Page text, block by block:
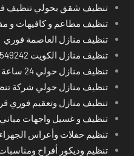
تنظيف شقق بحولي تنظيف
تنظيف مطاعم و كافيهات و
تنظيف منازل العاصمة فوري
تنظيف منازل الكويت 55549242
تنظيف منازل حولي 24 ساعة خدمة تنظيف المساجد في حولي
تنظيف منازل حولي شركة
تنظيف منازل وتعقيم فوري
تنظيف و غسيل واجهات مباني
تنظيم حفلات وأعراس الجهراء
تنظيم وديكور أفراح